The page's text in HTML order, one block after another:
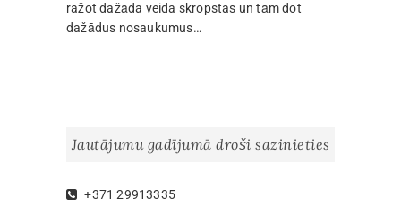
ražot dažāda veida skropstas un tām dot
dažādus nosaukumus…
Jautājumu gadījumā droši sazinieties
+371 29913335